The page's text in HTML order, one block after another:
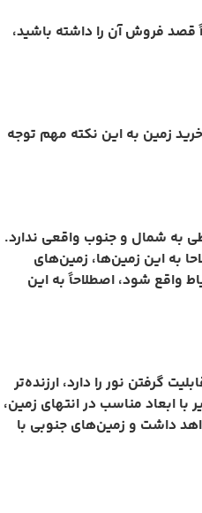
قصد فروش آن را داشته باشید،
زمین به این نکته مهم توجه
به شمال و جنوب واقعی ندارد.
به این زمین‌ها، زمین‌های
واقع شود، اصطلاحاً به این
نور را دارد، ارزنده‌تر
ابعاد مناسب در انتهای زمین،
داشت و زمین‌های جنوبی با